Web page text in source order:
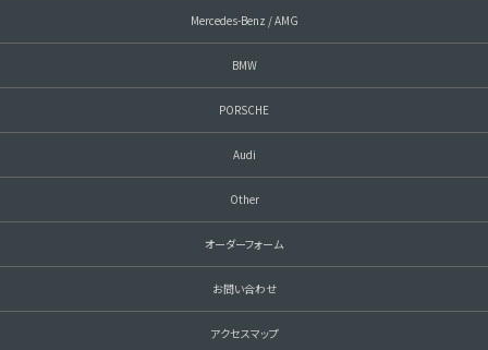
Mercedes-Benz / AMG
BMW
PORSCHE
Audi
Other
オーダーフォーム
お問い合わせ
アクセスマップ